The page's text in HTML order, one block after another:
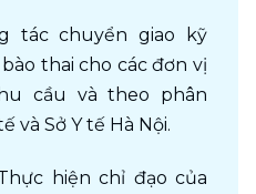
tác chuyển giao kỹ
thai cho các đơn vị
cầu và theo phân
và Sở Y tế Hà Nội.
hiện chỉ đạo của